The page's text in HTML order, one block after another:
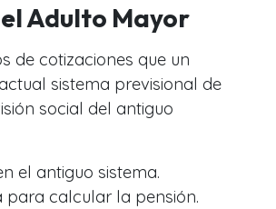
Adulto Mayor
de cotizaciones que un
sistema previsional de
social del antiguo
el antiguo sistema.
para calcular la pensión.